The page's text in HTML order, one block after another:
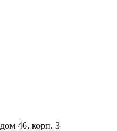
46, корп. 3